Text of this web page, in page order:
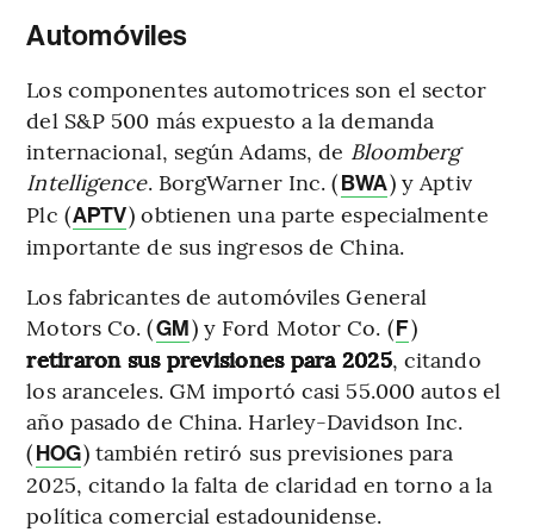
Automóviles
Los componentes automotrices son el sector
del S&P 500 más expuesto a la demanda
internacional, según Adams, de Bloomberg
Intelligence. BorgWarner Inc. (BWA) y Aptiv
Plc (APTV) obtienen una parte especialmente
importante de sus ingresos de China.
Los fabricantes de automóviles General
Motors Co. (GM) y Ford Motor Co. (F)
retiraron sus previsiones para 2025, citando
los aranceles. GM importó casi 55.000 autos el
año pasado de China. Harley-Davidson Inc.
(HOG) también retiró sus previsiones para
2025, citando la falta de claridad en torno a la
política comercial estadounidense.